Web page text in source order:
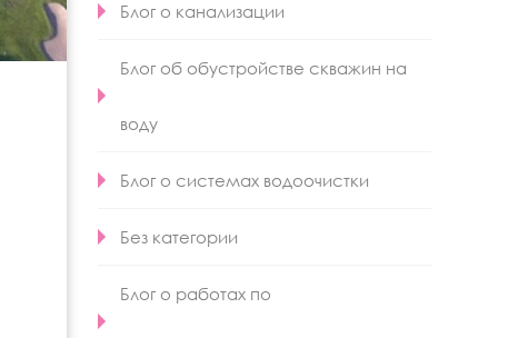
Блог о канализации
Блог об обустройстве скважин на
воду
Блог о системах водоочистки
Без категории
Блог о работах по